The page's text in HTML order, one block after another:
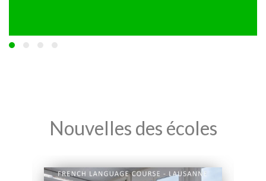
Nouvelles des écoles